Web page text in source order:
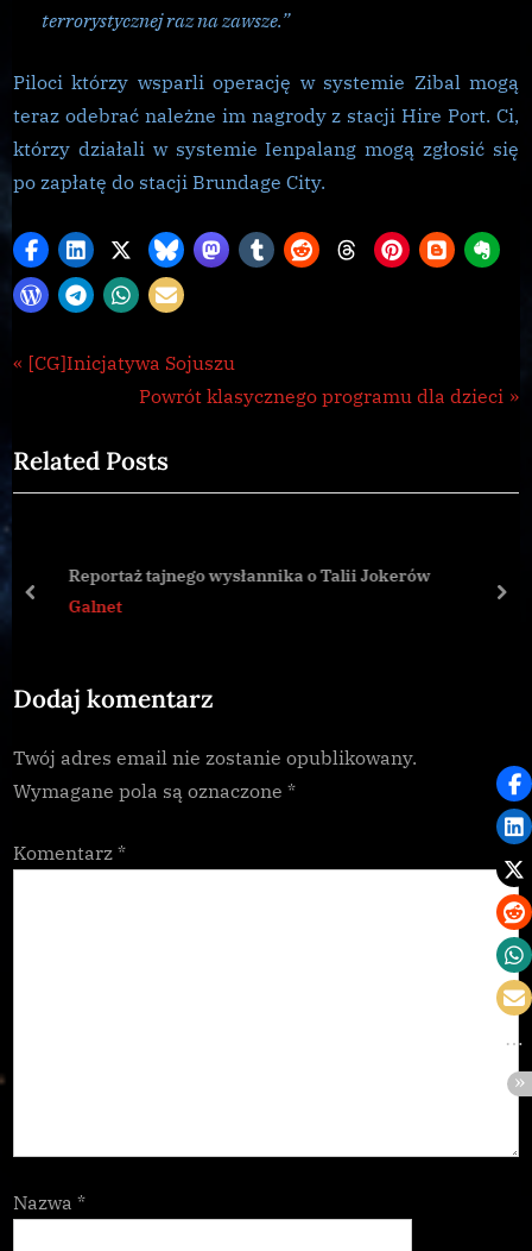
terrorystycznej raz na zawsze.”
Piloci którzy wsparli operację w systemie Zibal mogą
teraz odebrać należne im nagrody z stacji Hire Port. Ci,
którzy działali w systemie Ienpalang mogą zgłosić się
po zapłatę do stacji Brundage City.
CG
Nawigacja
P
v
i
s
s
:
[CG]Inicjatywa Sojuszu
N
x
t
Powrót klasycznego programu dla dzieci
Related Posts
Reportaż tajnego wysłannika o Talii Jokerów
Galnet
prev
Dodaj komentarz
Twój adres email nie zostanie opublikowany.
Wymagane pola są oznaczone *
Komentarz *
Nazwa *